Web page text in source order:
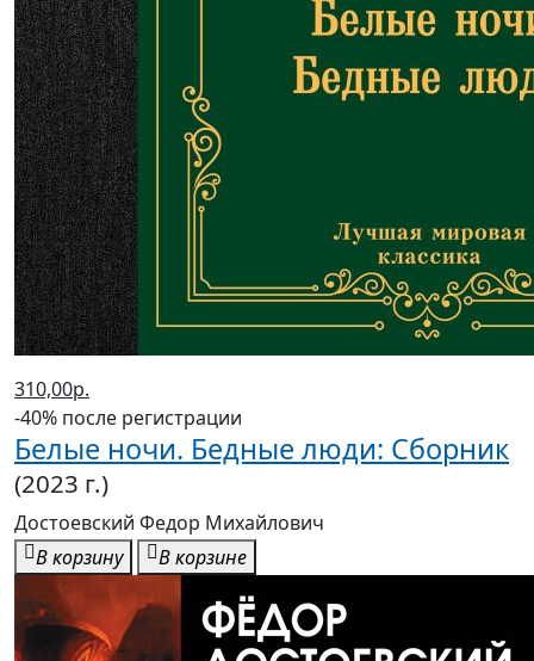
310,00р.
-40% после регистрации
Белые ночи. Бедные люди: Сборник
(2023 г.)
Достоевский Федор Михайлович
В корзину
В корзине